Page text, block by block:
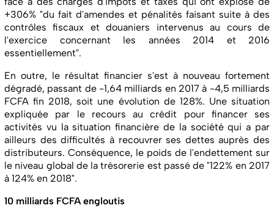
+306% "du fait d'amendes et pénalités faisant suite à des
contrôles fiscaux et douaniers intervenus au cours de
l'exercice concernant les années 2014 et 2016
essentiellement".
En outre, le résultat financier s'est à nouveau fortement
dégradé, passant de -1,64 milliards en 2017 à -4,5 milliards
FCFA fin 2018, soit une évolution de 128%. Une situation
expliquée par le recours au crédit pour financer ses
activités vu la situation financière de la société qui a par
ailleurs des difficultés à recouvrer ses dettes auprès des
distributeurs. Conséquence, le poids de l'endettement sur
le niveau global de la trésorerie est passé de "122% en 2017
à 124% en 2018".
10 milliards FCFA engloutis